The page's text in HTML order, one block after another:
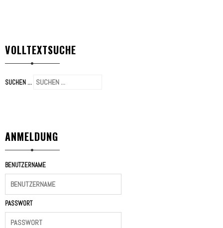
VOLLTEXTSUCHE
SUCHEN ...
ANMELDUNG
BENUTZERNAME
PASSWORT